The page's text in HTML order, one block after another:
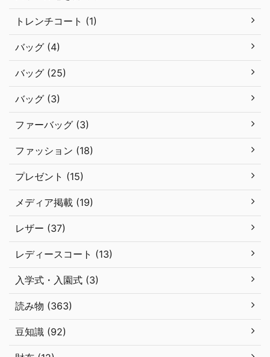
トレンチコート (1)
バッグ (4)
バッグ (25)
バッグ (3)
ファーバッグ (3)
ファッション (18)
プレゼント (15)
メディア掲載 (19)
レザー (37)
レディースコート (13)
入学式・入園式 (3)
読み物 (363)
豆知識 (92)